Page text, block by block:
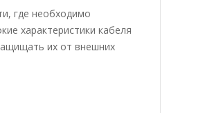
где необходимо
характеристики кабеля
их от внешних